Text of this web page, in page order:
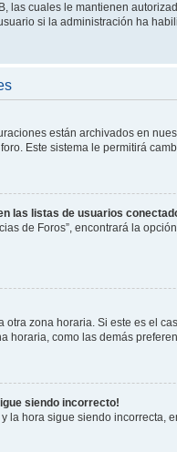
las cuales le mantienen
si la administración ha
están archivados en
Este sistema le permitirá
las listas de usuarios
de Foros”, encontrará la opción
zona horaria. Si este es el
horaria, como las demás
siendo incorrecto!
la hora sigue siendo